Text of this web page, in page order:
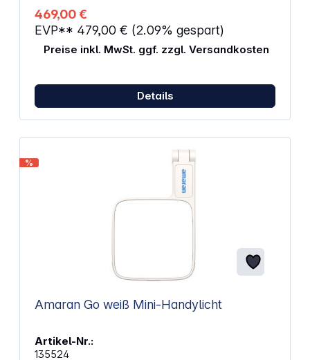
Eigenschaften: Farbtemperatur: Einstellbar von
2700 K bis 6500 K, ermöglicht eine präzise
Anpassung an unterschiedliche Lichtverhältnisse
Leistung: 72 W, bietet eine hohe Lichtausbeute bei
geringem Stromverbrauch Abstrahlwinkel: 60°, sorgt
Bis zu 29.180 Lux bei 5600 K auf 0,5 Meter
Farbwiedergabequalität mit einem CRI-Wert von 95
und einem TLCI-Wert von 97 Beleuchtungseffekte:
Dimmbar: Lichtintensität von 100 % auf 0 % in 1 %-
Schritten einstellbar Steuerung: Über separate
Steuereinheit, Bluetooth (NANLINK App), 2,4 GHz
über Netzstrom (AC 100 - 240 V, 50/60 Hz)
oder optional V-Mount Akku oder zwei NP-F Typ
Transportkoffer, Verbindungskabel und
Leuchtenhalterung
469,00 €
EVP** 479,00 € (2.09% gespart)
Preise inkl. MwSt. ggf. zzgl. Versandkosten
Details
%
Amaran Go weiß Mini-Handylicht
Artikel-Nr.:
135524